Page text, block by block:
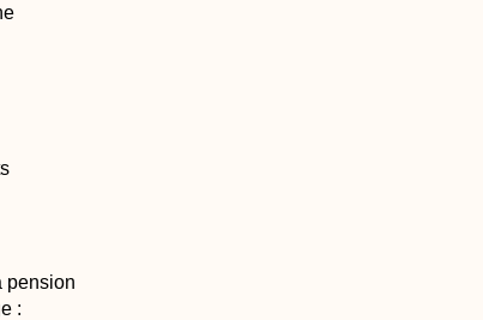
pension
: